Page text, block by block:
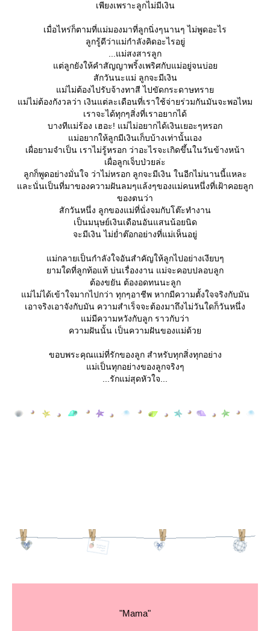
เพียงเพราะลูกไม่มีเงิน
เมื่อไหร่ก็ตามที่แม่มองมาที่ลูกนิ่งๆนานๆ ไม่พูดอะไร
ลูกรู้ดีว่าแม่กำลังคิดอะไรอยู่
...แม่สงสารลูก
ต่ลูกยังให้คำสัญญาพริ้งเพริศกับแม่อยู่จนบ่อ
สักวันนะแม่ ลูกจะมีเงิน
ม่ไม่ต้องไปรับจ้างทาสี ไปขัดกระดาษทรา
ม่ไม่ต้องกังวลว่า เงินแต่ละเดือนที่เราใช้จ่ายร่วมกันมันจะพอไหม
เราจะได้ทุกๆสิ่งที่เราอยากได้
บางทีแม่ร้อง เฮอะ! แม่ไม่อยากได้เงินเยอะๆหรอก
ม่อยากให้ลูกมีเงินเก็บบ้างเท่านั้นเอง
เผื่อยามจำเป็น เราไม่รู้หรอก ว่าอะไรจะเกิดขึ้นในวันข้างหน้า
เผื่อลูกเจ็บป่วยล่ะ
ลูกก็พูดอย่างมั่นใจ ว่าไม่หรอก ลูกจะมีเงิน ในอีกไม่นานนี้แหละ
ละนั่นเป็นที่มาของความฝันลมๆแล้งๆของแม่คนหนึ่งที่เฝ้าคอยลูก
ของตนว่า
สักวันหนึ่ง ลูกของแม่ที่นั่งจมกับโต๊ะทำงาน
เป็นมนุษย์เงินเดือนอันแสนน้อยนิด
จะมีเงิน ไม่ย่ำต๊อกอย่างที่แม่เห็นอยู่
ม่กลายเป็นกำลังใจอันสำคัญให้ลูกไปอย่างเงียบๆ
ามใดที่ลูกท้อแท้ บ่นเรื่องงาน แม่จะคอบปลอบลูก
ต้องขยัน ต้องอดทนนะลูก
ม่ไม่ได้เข้าใจมากไปกว่า ทุกๆอาชีพ หากมีความตั้งใจจริงกับมัน
เอาจริงเอาจังกับมัน ความสำเร็จจะต้องมาถึงไม่วันใดก็วันหนึ่ง
ม่มีความหวังกับลูก ราวกับว่า
ความฝันนั้น เป็นความฝันของแม่ด้ว
ขอบพระคุณแม่ที่รักของลูก สำหรับทุกสิ่งทุกอย่าง
ม่เป็นทุกอย่างของลูกจริงๆ
...รักแม่สุดหัวใจ...
"Mama"